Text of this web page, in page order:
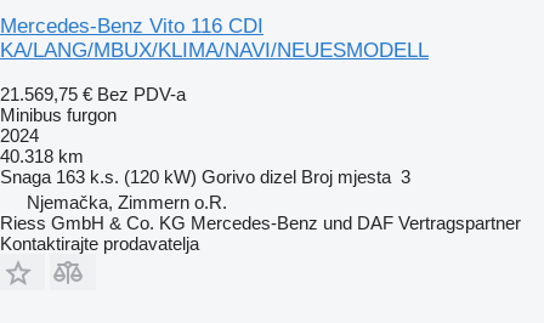
Mercedes-Benz Vito 116 CDI
KA/LANG/MBUX/KLIMA/NAVI/NEUESMODELL
21.569,75 € Bez PDV-a
Minibus furgon
2024
40.318 km
Snaga 163 k.s. (120 kW) Gorivo dizel Broj mjesta 3
Njemačka, Zimmern o.R.
Riess GmbH & Co. KG Mercedes-Benz und DAF Vertragspartner
Kontaktirajte prodavatelja